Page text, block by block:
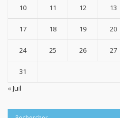
10 11 12 13
17 18 19 20
24 25 26 27
31
« Juil